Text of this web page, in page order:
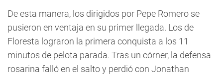
De esta manera, los dirigidos por Pepe Romero se
pusieron en ventaja en su primer llegada. Los de
Floresta lograron la primera conquista a los 11
minutos de pelota parada. Tras un córner, la defensa
rosarina falló en el salto y perdió con Jonathan